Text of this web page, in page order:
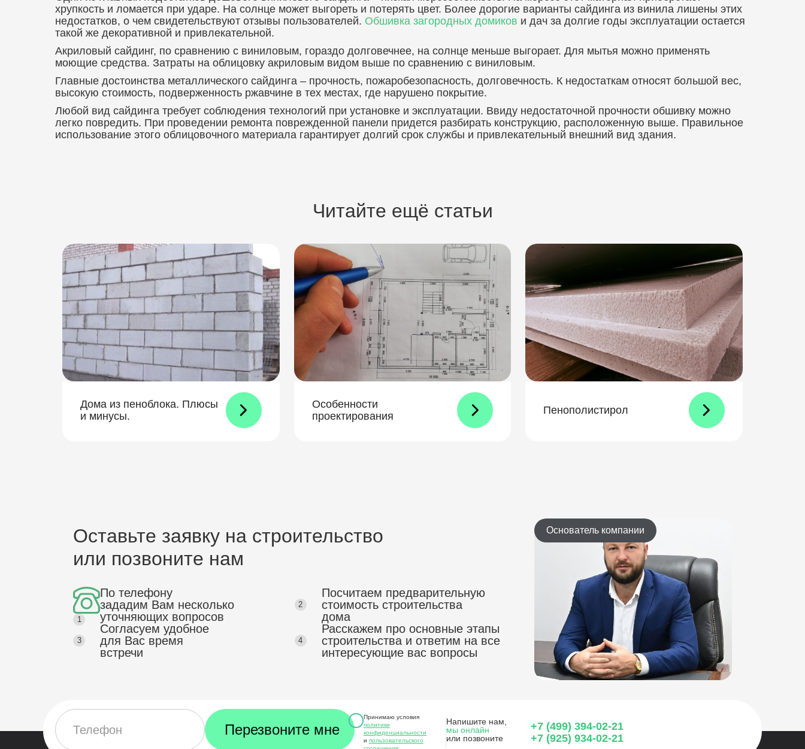
хрупкость и ломается при ударе. На солнце может выгореть и потерять цвет. Более дорогие варианты сайдинга из винила лишены этих
недостатков, о чем свидетельствуют отзывы пользователей. Обшивка загородных домиков и дач за долгие годы эксплуатации остается
такой же декоративной и привлекательной.
Акриловый сайдинг, по сравнению с виниловым, гораздо долговечнее, на солнце меньше выгорает. Для мытья можно применять
моющие средства. Затраты на облицовку акриловым видом выше по сравнению с виниловым.
Главные достоинства металлического сайдинга – прочность, пожаробезопасность, долговечность. К недостаткам относят большой вес,
высокую стоимость, подверженность ржавчине в тех местах, где нарушено покрытие.
Любой вид сайдинга требует соблюдения технологий при установке и эксплуатации. Ввиду недостаточной прочности обшивку можно
легко повредить. При проведении ремонта поврежденной панели придется разбирать конструкцию, расположенную выше. Правильное
использование этого облицовочного материала гарантирует долгий срок службы и привлекательный внешний вид здания.
Читайте ещё статьи
Дома из пеноблока. Плюсы
и минусы.
Особенности
проектирования
Пенополистирол
Оставьте заявку на строительство
или позвоните нам
1
По телефону
зададим Вам несколько
уточняющих вопросов
2
Посчитаем предварительную
стоимость строительства
дома
3
Согласуем удобное
для Вас время
встречи
4
Расскажем про основные этапы
строительства и ответим на все
интересующие вас вопросы
Основатель компании
Принимаю условия
политики
конфиденциальности
и пользовательского
Напишите нам,
мы онлайн
или позвоните
+7 (499) 394-02-21
+7 (925) 934-02-21